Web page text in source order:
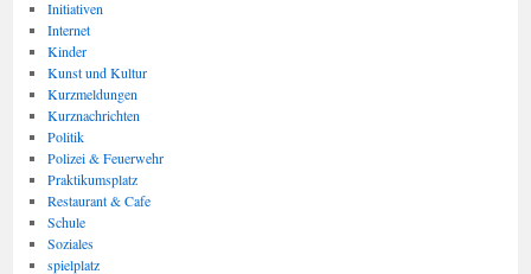
Initiativen
Internet
Kinder
Kunst und Kultur
Kurzmeldungen
Kurznachrichten
Politik
Polizei & Feuerwehr
Praktikumsplatz
Restaurant & Cafe
Schule
Soziales
spielplatz